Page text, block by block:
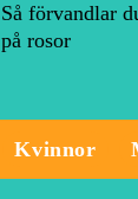
Så förvandlar
på rosor
Kvinnor